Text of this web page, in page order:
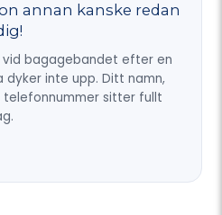
annan kanske redan
vid bagagebandet efter en
dyker inte upp. Ditt namn,
sitter fullt